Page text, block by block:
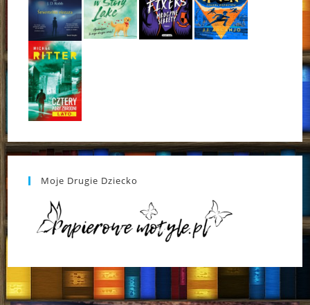
Moje Drugie Dziecko